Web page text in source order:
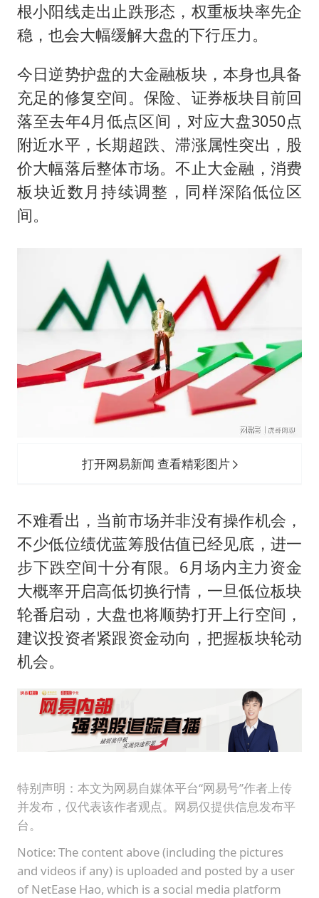
根小阳线走出止跌形态，权重板块率先企
稳，也会大幅缓解大盘的下行压力。
今日逆势护盘的大金融板块，本身也具备
充足的修复空间。保险、证券板块目前回
落至去年4月低点区间，对应大盘3050点
附近水平，长期超跌、滞涨属性突出，股
价大幅落后整体市场。不止大金融，消费
板块近数月持续调整，同样深陷低位区
间。
打开网易新闻 查看精彩图片
不难看出，当前市场并非没有操作机会，
不少低位绩优蓝筹股估值已经见底，进一
步下跌空间十分有限。6月场内主力资金
大概率开启高低切换行情，一旦低位板块
轮番启动，大盘也将顺势打开上行空间，
建议投资者紧跟资金动向，把握板块轮动
机会。
特别声明：本文为网易自媒体平台“网易号”作者上传
并发布，仅代表该作者观点。网易仅提供信息发布平
台。
Notice: The content above (including the pictures
and videos if any) is uploaded and posted by a user
of NetEase Hao, which is a social media platform